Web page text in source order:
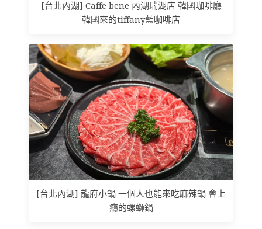
[台北內湖] Caffe bene 內湖瑞湖店 韓國咖啡廳
韓國來的tiffany藍咖啡店
[台北內湖] 龍府小鍋 一個人也能來吃麻辣鍋 會上
癮的螺螄鍋